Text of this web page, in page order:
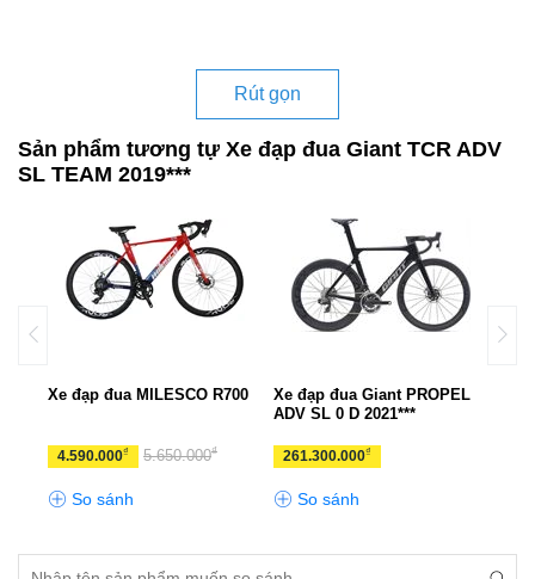
Rút gọn
Sản phẩm tương tự Xe đạp đua Giant TCR ADV
SL TEAM 2019***
Xe đạp đua MILESCO R700
4.590.000₫ 5.650.000₫
So sánh
Xe đạp đua Giant PROPEL
ADV SL 0 D 2021***
261.300.000₫
So sánh